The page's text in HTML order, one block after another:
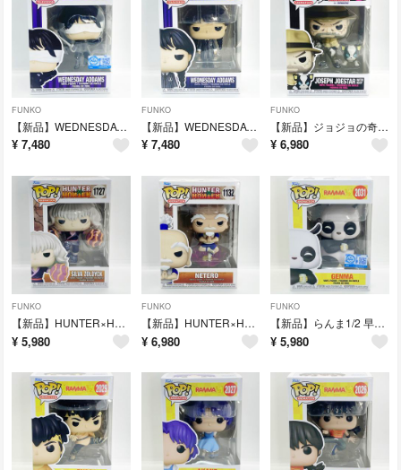
FUNKO
【新品】WEDNESDAY ウェンズデー・アダムス フェンシング #1820
¥ 7,480
FUNKO
【新品】WEDNESDAY ウェンズデー・アダムス 制服 #1309
¥ 7,480
FUNKO
【新品】ジョジョの奇妙な冒険 ジョセフ・ジョースターwithイギー #2146
¥ 6,980
FUNKO
【新品】HUNTER×HUNTER シルバ=ゾルディック #1727
¥ 5,980
FUNKO
【新品】HUNTER×HUNTER ネテロ会長 #1132
¥ 6,980
FUNKO
【新品】らんま1/2 早乙女玄馬 パンダ #2031
¥ 5,980